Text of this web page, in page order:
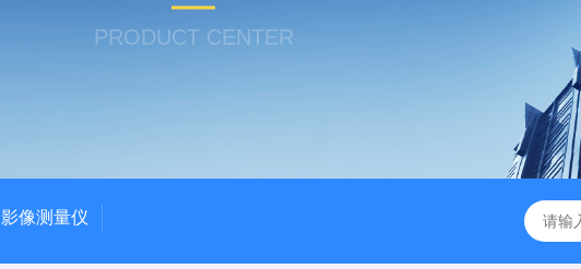
PRODUCT CENTER
影像测量仪